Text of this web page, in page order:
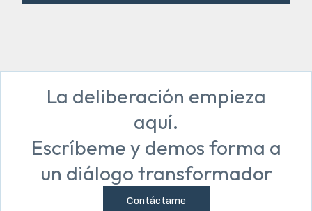
La deliberación empieza
aquí.
Escríbeme y demos forma a
un diálogo transformador
Contáctame